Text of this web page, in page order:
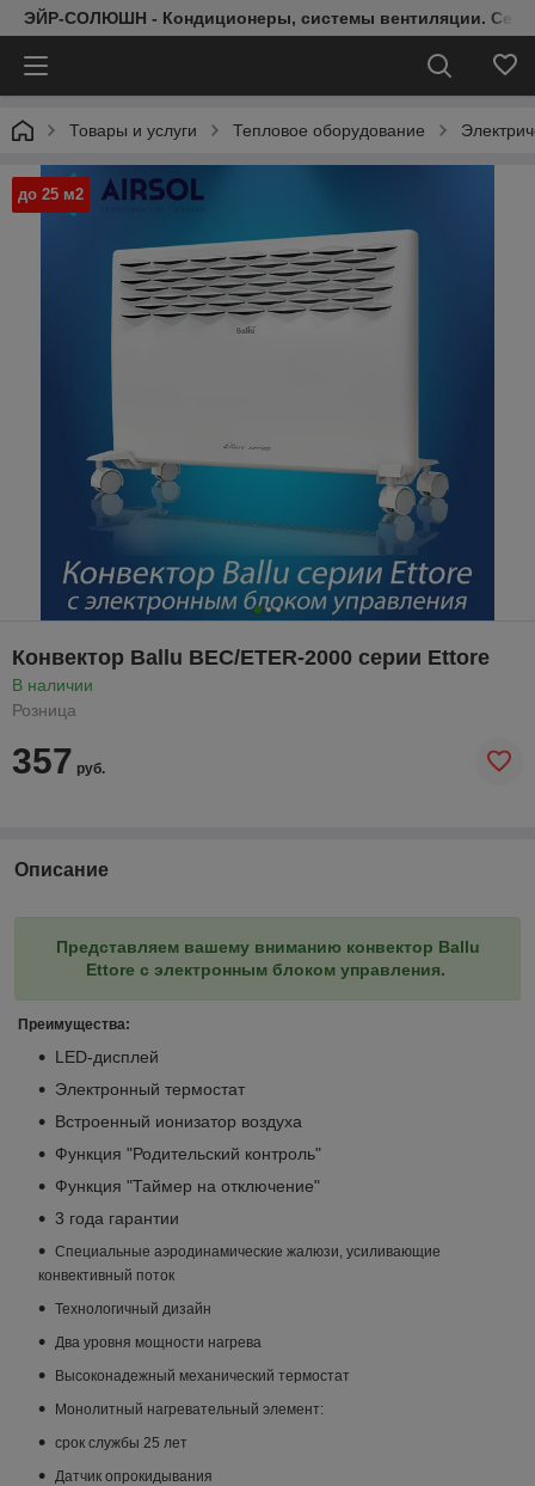
ЭЙР-СОЛЮШН - Кондиционеры, системы вентиляции.
Товары и услуги Тепловое оборудование
до 25 м2
Конвектор Ballu BEC/ETER-2000 серии Ettore
В наличии
Розница
357 руб.
Описание
Представляем вашему вниманию конвектор Ballu
Ettore с электронным блоком управления.
Преимущества:
LED-дисплей
Электронный термостат
Встроенный ионизатор воздуха
Функция "Родительский контроль"
Функция "Таймер на отключение"
3 года гарантии
Специальные аэродинамические жалюзи, усиливающие
конвективный поток
Технологичный дизайн
Два уровня мощности нагрева
Высоконадежный механический термостат
Монолитный нагревательный элемент:
срок службы 25 лет
Датчик опрокидывания